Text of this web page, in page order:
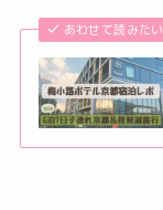
あわせて読みたい